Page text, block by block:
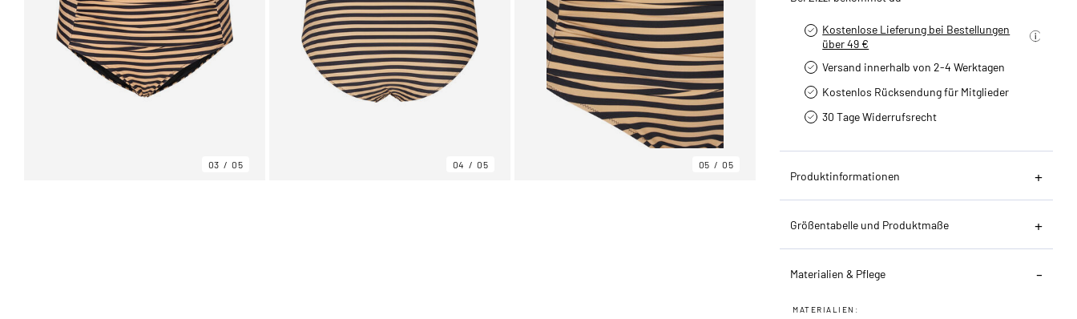
03 05 04 05 05 05
Kostenlose Lieferung bei Bestellungen
über 49 €
Versand innerhalb von 2-4 Werktagen
Kostenlos Rücksendung für Mitglieder
30 Tage Widerrufsrecht
Produktinformationen
Größentabelle und Produktmaße
Materialien & Pflege
MATERIALIEN: